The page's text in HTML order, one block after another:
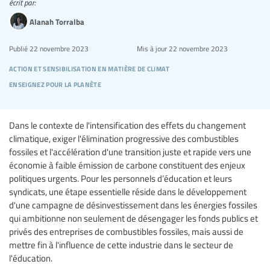
action et sensibilisation en matière de climat
enseignez pour la planète
Publié 22 novembre 2023 Mis à jour22 novembre 2023
écrit par:
Alanah Torralba
Dans le contexte de l'intensification des effets du changement
climatique, exiger l'élimination progressive des combustibles
fossiles et l'accélération d'une transition juste et rapide vers une
économie à faible émission de carbone constituent des enjeux
politiques urgents. Pour les personnels d’éducation et leurs
syndicats, une étape essentielle réside dans le développement
d'une campagne de désinvestissement dans les énergies fossiles
qui ambitionne non seulement de désengager les fonds publics et
privés des entreprises de combustibles fossiles, mais aussi de
mettre fin à l'influence de cette industrie dans le secteur de
l'éducation.